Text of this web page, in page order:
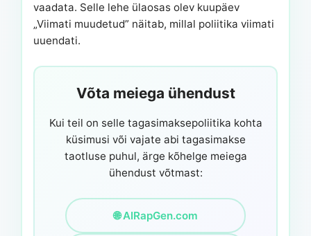
vaadata. Selle lehe ülaosas olev kuupäev
„Viimati muudetud” näitab, millal poliitika viimati
uuendati.
Võta meiega ühendust
Kui teil on selle tagasimaksepoliitika kohta
küsimusi või vajate abi tagasimakse
taotluse puhul, ärge kõhelge meiega
ühendust võtmast:
🌐 AIRapGen.com